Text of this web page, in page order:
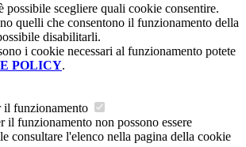
possibile scegliere quali cookie consentire.
quelli che consentono il funzionamento della
disabilitarli.
i cookie necessari al funzionamento potete
POLICY.
il funzionamento
il funzionamento non possono essere
consultare l'elenco nella pagina della cookie